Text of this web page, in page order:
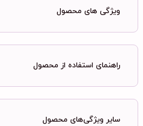
ویژگی های محصول
راهنمای استفاده از محصول
سایر ویژگی‌های محصول